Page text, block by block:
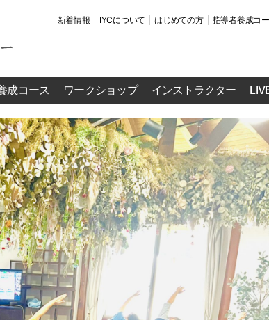
新着情報 IYCについて はじめての方 指導者養成コ
成コース ワークショップ インストラクター